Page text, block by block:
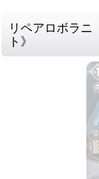
リペアロボラ
ト》